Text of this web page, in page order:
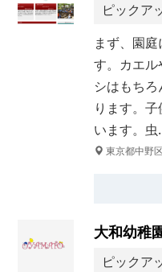
ピックア
まず、園
す。カエ
シはもち
ります。
います。
東京都中野
大和幼稚
ピックア